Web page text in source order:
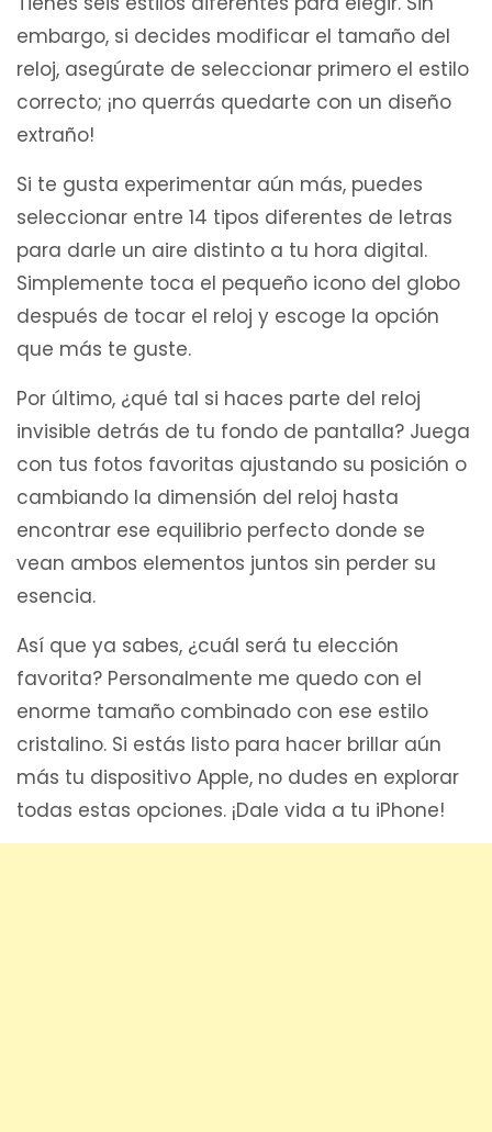
embargo, si decides modificar el tamaño del
reloj, asegúrate de seleccionar primero el estilo
correcto; ¡no querrás quedarte con un diseño
extraño!
Si te gusta experimentar aún más, puedes
seleccionar entre 14 tipos diferentes de letras
para darle un aire distinto a tu hora digital.
Simplemente toca el pequeño icono del globo
después de tocar el reloj y escoge la opción
que más te guste.
Por último, ¿qué tal si haces parte del reloj
invisible detrás de tu fondo de pantalla? Juega
con tus fotos favoritas ajustando su posición o
cambiando la dimensión del reloj hasta
encontrar ese equilibrio perfecto donde se
vean ambos elementos juntos sin perder su
esencia.
Así que ya sabes, ¿cuál será tu elección
favorita? Personalmente me quedo con el
enorme tamaño combinado con ese estilo
cristalino. Si estás listo para hacer brillar aún
más tu dispositivo Apple, no dudes en explorar
todas estas opciones. ¡Dale vida a tu iPhone!